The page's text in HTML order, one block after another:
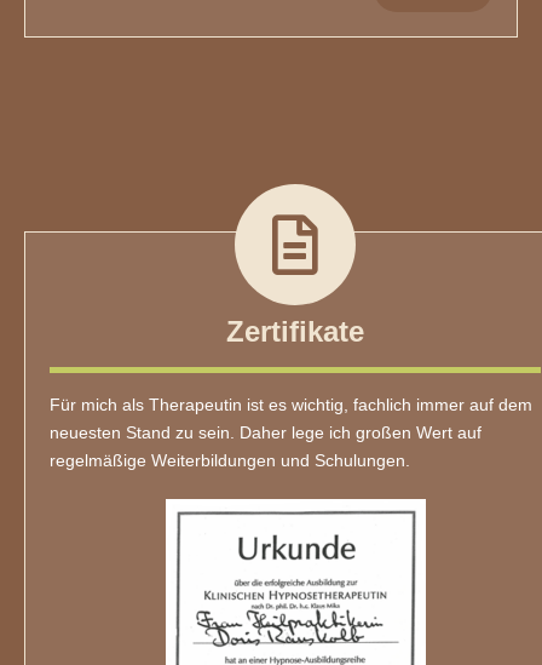
Zertifikate
Für mich als Therapeutin ist es wichtig, fachlich immer auf dem
neuesten Stand zu sein. Daher lege ich großen Wert auf
regelmäßige Weiterbildungen und Schulungen.